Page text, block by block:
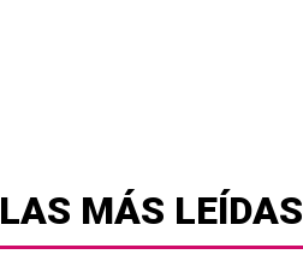
LAS MÁS LEÍDAS